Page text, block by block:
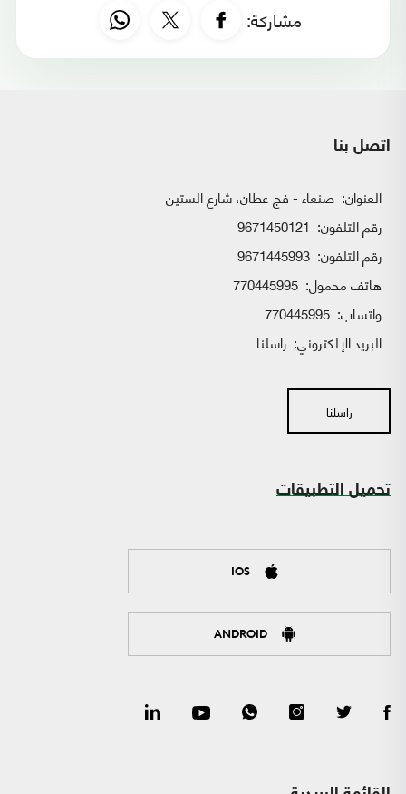
مشاركة:
اتصل بنا
العنوان: صنعاء - فج عطان، شارع الستين
رقم التلفون: 9671450121
رقم التلفون: 9671445993
هاتف محمول: 770445995
واتساب:
البريد الإلكتروني: راسلنا
راسلنا
تحميل التطبيقات
IOS
ANDROID